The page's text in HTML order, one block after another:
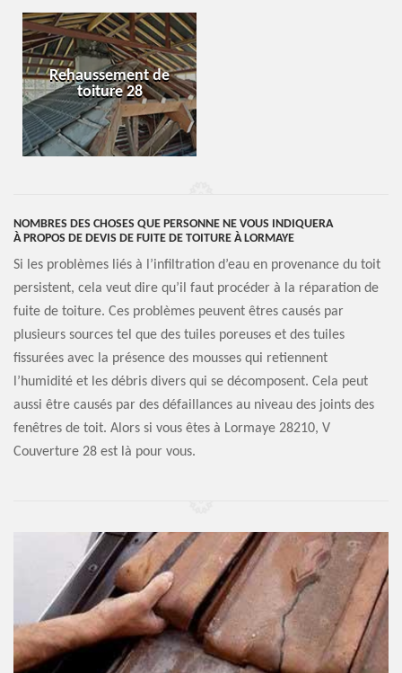
Rehaussement de
toiture 28
NOMBRES DES CHOSES QUE PERSONNE NE VOUS INDIQUERA
À PROPOS DE DEVIS DE FUITE DE TOITURE À LORMAYE
Si les problèmes liés à l’infiltration d’eau en provenance du toit
persistent, cela veut dire qu’il faut procéder à la réparation de
fuite de toiture. Ces problèmes peuvent êtres causés par
plusieurs sources tel que des tuiles poreuses et des tuiles
fissurées avec la présence des mousses qui retiennent
l’humidité et les débris divers qui se décomposent. Cela peut
aussi être causés par des défaillances au niveau des joints des
fenêtres de toit. Alors si vous êtes à Lormaye 28210, V
Couverture 28 est là pour vous.